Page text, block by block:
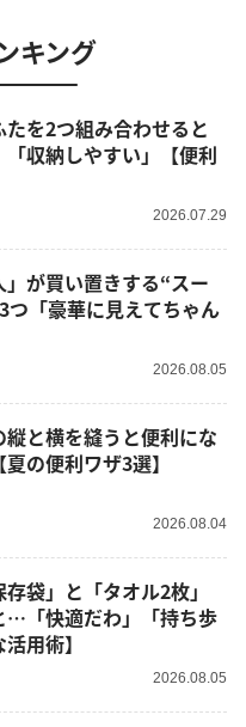
キング
を2つ組み合わせると
「収納しやすい」【便利
2026.07.29
」が買い置きする“スー
つ「豪華に見えてちゃん
2026.08.05
と横を縫うと便利にな
の便利ワザ3選】
2026.08.04
存袋」と「タオル2枚」
…「快適だわ」「持ち歩
用術】
2026.08.05